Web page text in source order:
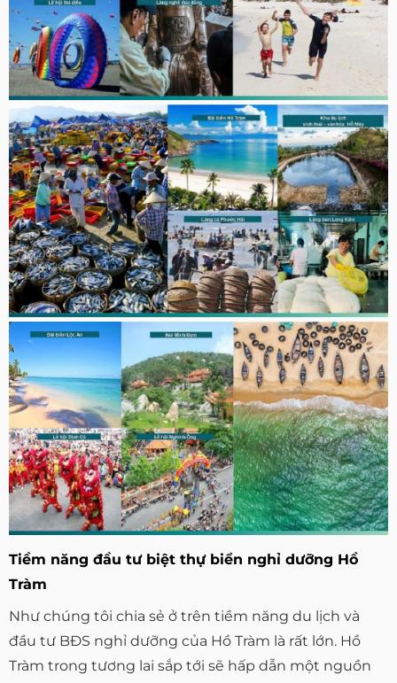
Tiềm năng đầu tư biệt thự biển nghỉ dưỡng Hồ
Tràm
Như chúng tôi chia sẻ ở trên tiềm năng du lịch và
đầu tư BĐS nghỉ dưỡng của Hồ Tràm là rất lớn. Hồ
Tràm trong tương lai sắp tới sẽ hấp dẫn một nguồn